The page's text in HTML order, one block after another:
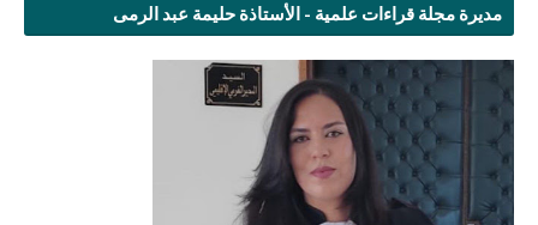
مديرة مجلة قراءات علمية - الأستاذة حليمة عبد الرمى